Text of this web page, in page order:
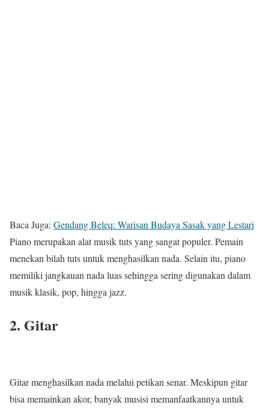
Baca Juga: Gendang Beleq: Warisan Budaya Sasak yang Lestari
Pianomerupakan alat musik tuts yang sangat populer. Pemain
menekan bilah tuts untuk menghasilkan nada. Selain itu, piano
memiliki jangkauan nada luas sehingga sering digunakan dalam
musik klasik, pop, hingga jazz.
2. Gitar
Gitarmenghasilkan nada melalui petikan senar. Meskipun gitar
bisa memainkan akor, banyak musisi memanfaatkannya untuk